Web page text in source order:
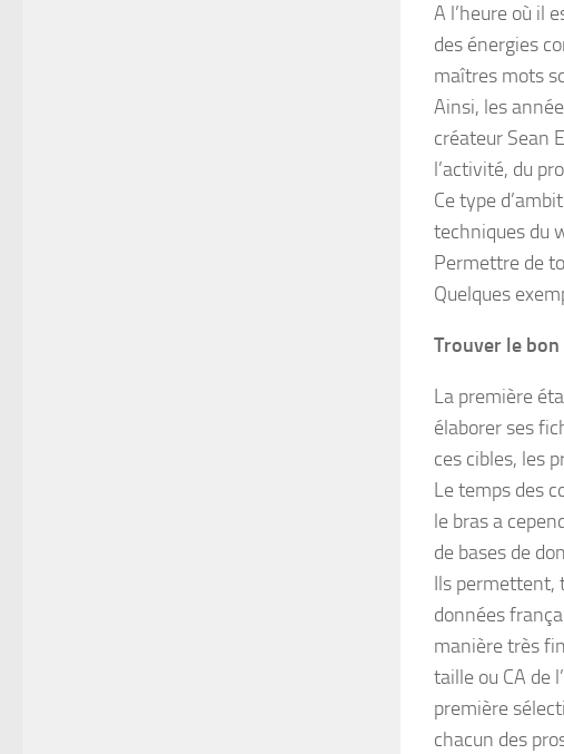
A l’heure où il
des énergies
maîtres mots
Ainsi, les
créateur Sean
l’activité, du
Ce type
techniques du
Permettre de
Quelques
Trouver le
La première
élaborer ses
ces cibles, les
Le temps des
le bras a
de bases de
Ils permettent,
données
manière très
taille ou CA de
première
chacun des